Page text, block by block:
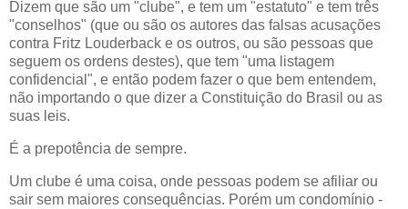
Dizem que são um "clube", e tem um "estatuto" e tem três
"conselhos" (que ou são os autores das falsas acusações
contra Fritz Louderback e os outros, ou são pessoas que
seguem os ordens destes), que tem "uma listagem
confidencial", e então podem fazer o que bem entendem,
não importando o que dizer a Constituição do Brasil ou as
suas leis.
É a prepotência de sempre.
Um clube é uma coisa, onde pessoas podem se afiliar ou
sair sem maiores consequências. Porém um condomínio -